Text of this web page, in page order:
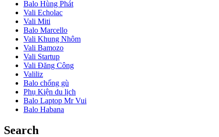
Balo Hùng Phát
Vali Echolac
Vali Miti
Balo Marcello
Vali Khung Nhôm
Vali Bamozo
Vali Startup
Vali Đăng Công
Valiliz
Balo chống gù
Phụ Kiện du lịch
Balo Laptop Mr Vui
Balo Habana
Search